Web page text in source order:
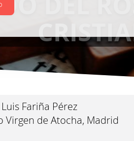
Fariña Pérez
Virgen de Atocha, Madrid